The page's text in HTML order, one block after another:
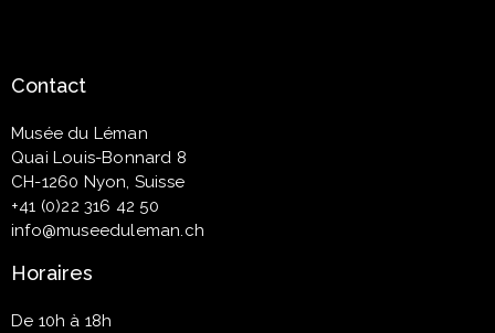
Contact
Musée du Léman
Quai Louis-Bonnard 8
CH-1260 Nyon, Suisse
+41 (0)22 316 42 50
info@museeduleman.ch
Horaires
De 10h à 18h